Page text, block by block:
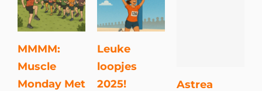
MMMM:
Muscle
Monday Met
Leuke
loopjes
2025!
Astrea